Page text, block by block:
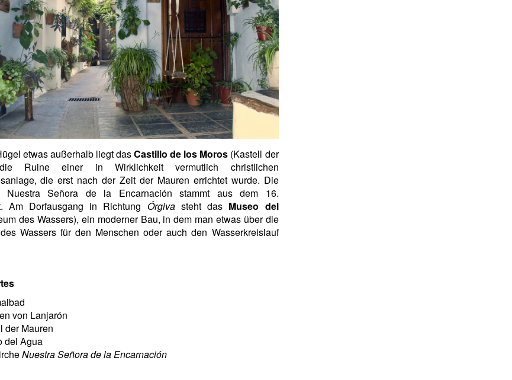
etwas außerhalb liegt dasCastillo de los Moros (Kastell der
Ruine einer in Wirklichkeit vermutlich christlichen
die erst nach der Zeit der Mauren errichtet wurde. Die
Nuestra Señora de la Encarnación stammt aus dem 16.
Am Dorfausgang in Richtung Órgivasteht das Museo del
des Wassers), ein moderner Bau, in dem man etwas über die
Wassers für den Menschen oder auch den Wasserkreislauf
von Lanjarón
der Mauren
del Agua
Nuestra Señora de la Encarnación